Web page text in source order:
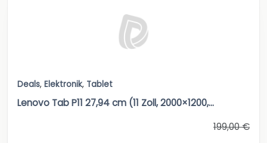
Deals, Elektronik, Tablet
Lenovo Tab P11 27,94 cm (11 Zoll, 2000×1200,...
199,00 €